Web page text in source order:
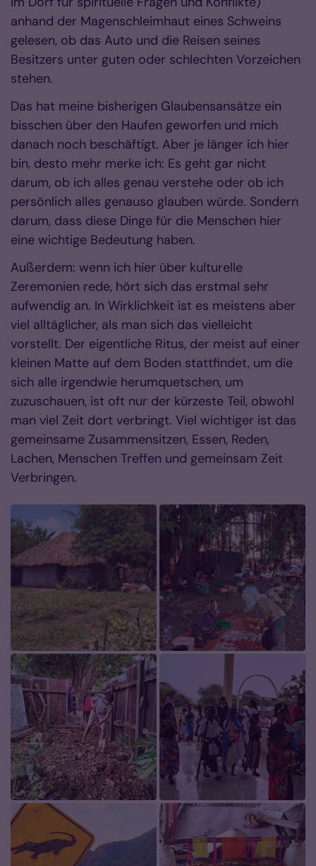
anhand der Magenschleimhaut eines Schweins
gelesen, ob das Auto und die Reisen seines
Besitzers unter guten oder schlechten Vorzeichen
stehen.
Das hat meine bisherigen Glaubensansätze ein
bisschen über den Haufen geworfen und mich
danach noch beschäftigt. Aber je länger ich hier
bin, desto mehr merke ich: Es geht gar nicht
darum, ob ich alles genau verstehe oder ob ich
persönlich alles genauso glauben würde. Sondern
darum, dass diese Dinge für die Menschen hier
eine wichtige Bedeutung haben.
Außerdem: wenn ich hier über kulturelle
Zeremonien rede, hört sich das erstmal sehr
aufwendig an. In Wirklichkeit ist es meistens aber
viel alltäglicher, als man sich das vielleicht
vorstellt. Der eigentliche Ritus, der meist auf einer
kleinen Matte auf dem Boden stattfindet, um die
sich alle irgendwie herumquetschen, um
zuzuschauen, ist oft nur der kürzeste Teil, obwohl
man viel Zeit dort verbringt. Viel wichtiger ist das
gemeinsame Zusammensitzen, Essen, Reden,
Lachen, Menschen Treffen und gemeinsam Zeit
Verbringen.